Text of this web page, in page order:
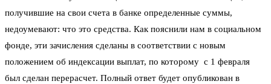
получившие на свои счета в банке определенные суммы,
недоумевают: что это средства. Как пояснили нам в социальном
фонде, эти зачисления сделаны в соответствии с новым
положением об индексации выплат, по которому с 1 февраля
был сделан перерасчет. Полный ответ будет опубликован в